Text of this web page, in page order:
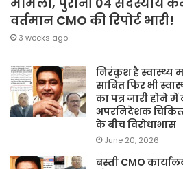
वर्तमान CMO की रिपोर्ट भारी!
3 weeks ago
निरंकुश है स्वास्थ्य
साबित फिर भी
का पत्र जारी होने
अपरनिदेशक
के बीच विरोधाभास
June 20, 2026
बस्ती CMO